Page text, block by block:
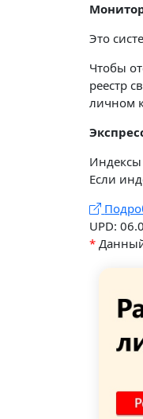
Это
Чтобы
реестр
личном
Индексы
Если
UPD:
*